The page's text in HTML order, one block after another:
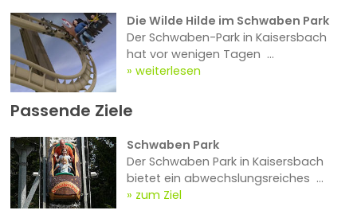
Die Wilde Hilde im Schwaben Park
Der Schwaben-Park in Kaisersbach
hat vor wenigen Tagen ...
weiterlesen
Passende Ziele
Schwaben Park
Der Schwaben Park in Kaisersbach
bietet ein abwechslungsreiches ...
zum Ziel